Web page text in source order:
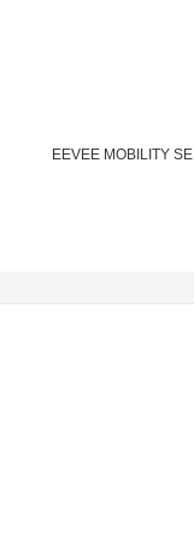
EEVEE MOBILITY